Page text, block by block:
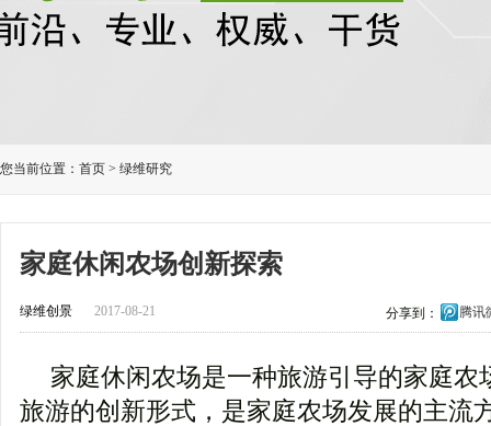
您当前位置： 首页 > 绿维研究
家庭休闲农场创新探索
绿维创景 2017-08-21 分享到： 腾讯
家庭休闲农场是一种旅游引导的家庭农
旅游的创新形式，是家庭农场发展的主流